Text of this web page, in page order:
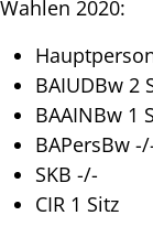
Wahlen 2020:
BAIUDBw 2
BAAINBw 1
BAPersBw
SKB -/-
CIR 1 Sitz